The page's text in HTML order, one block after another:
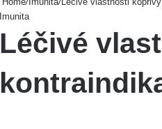
Imunita
Léčivé